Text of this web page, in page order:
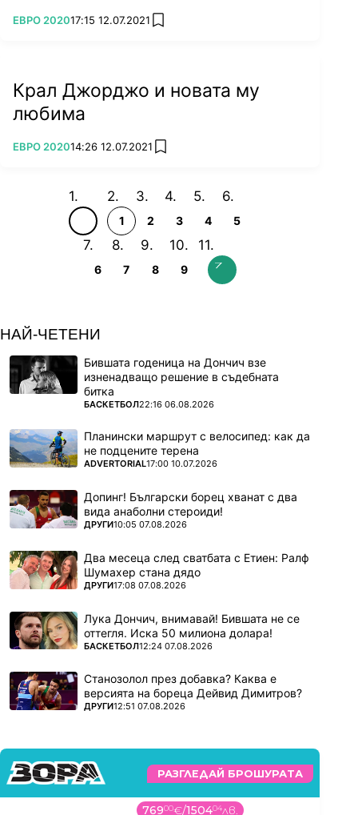
ПОВЕЧЕ ОТ
ЕВРО 202017:15 12.07.2021 add favorites
Крал Джорджо и новата му
любима
ПОВЕЧЕ ОТ
ЕВРО 202014:26 12.07.2021 add favorites
1 2 3 4 5
6 7 8 9
НАЙ-ЧЕТЕНИ
Бившата годеница на Дончич взе
изненадващо решение в съдебната
битка
ПОВЕЧЕ ОТ
БАСКЕТБОЛ22:16 06.08.2026
Планински маршрут с велосипед: как да
не подцените терена
ПОВЕЧЕ ОТ
ADVERTORIAL17:00 10.07.2026
Допинг! Български борец хванат с два
вида анаболни стероиди!
ПОВЕЧЕ ОТ
ДРУГИ10:05 07.08.2026
Два месеца след сватбата с Етиен: Ралф
Шумахер стана дядо
ПОВЕЧЕ ОТ
ДРУГИ17:08 07.08.2026
Лука Дончич, внимавай! Бившата не се
оттегля. Иска 50 милиона долара!
ПОВЕЧЕ ОТ
БАСКЕТБОЛ12:24 07.08.2026
Станозолол през добавка? Каква е
версията на бореца Дейвид Димитров?
ПОВЕЧЕ ОТ
ДРУГИ12:51 07.08.2026
РАЗГЛЕДАЙ БРОШУРАТА
76900€/150404лв.